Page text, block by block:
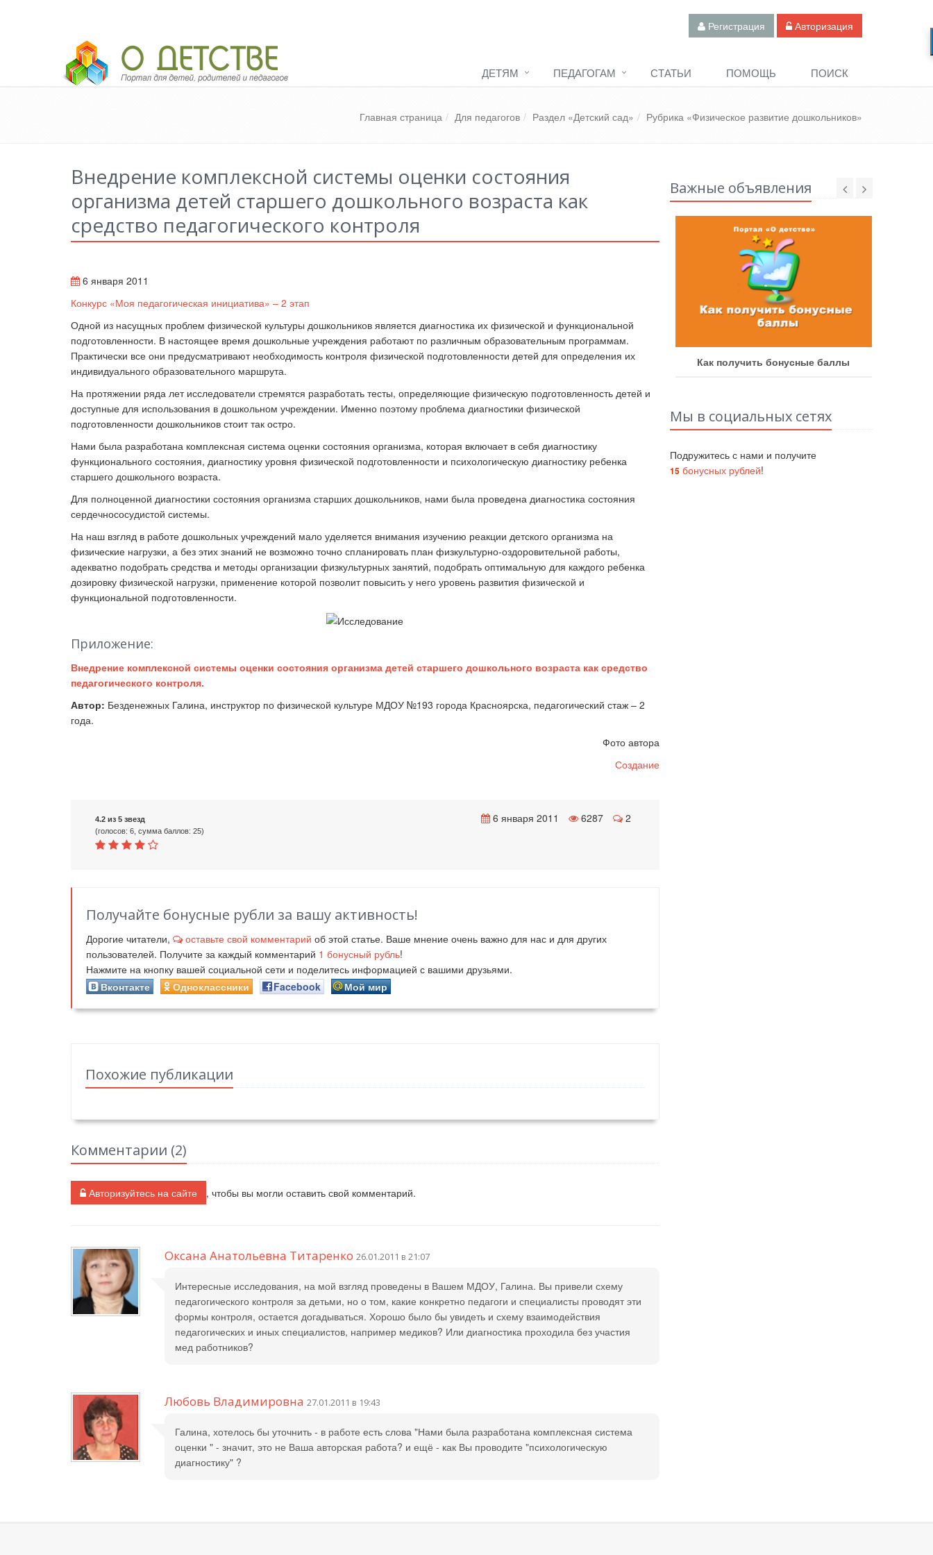
Регистрация Авторизация
Педагогический портал «О детстве»
ДЕТЯМ
ПЕДАГОГАМ СТАТЬИ ПОМОЩЬ ПОИСК
Главная страница Для педагогов Раздел «Детский сад» Рубрика «Физическое развитие дошкольников»
Внедрение комплексной системы оценки состояния
организма детей старшего дошкольного возраста как
средство педагогического контроля
6 января 2011
Конкурс «Моя педагогическая инициатива» – 2 этап
Одной из насущных проблем физической культуры дошкольников является диагностика их физической и функциональной
подготовленности. В настоящее время дошкольные учреждения работают по различным образовательным программам.
Практически все они предусматривают необходимость контроля физической подготовленности детей для определения их
индивидуального образовательного маршрута.
На протяжении ряда лет исследователи стремятся разработать тесты, определяющие физическую подготовленность детей и
доступные для использования в дошкольном учреждении. Именно поэтому проблема диагностики физической
подготовленности дошкольников стоит так остро.
Нами была разработана комплексная система оценки состояния организма, которая включает в себя диагностику
функционального состояния, диагностику уровня физической подготовленности и психологическую диагностику ребенка
старшего дошкольного возраста.
Для полноценной диагностики состояния организма старших дошкольников, нами была проведена диагностика состояния
сердечнососудистой системы.
На наш взгляд в работе дошкольных учреждений мало уделяется внимания изучению реакции детского организма на
физические нагрузки, а без этих знаний не возможно точно спланировать план физкультурно-оздоровительной работы,
адекватно подобрать средства и методы организации физкультурных занятий, подобрать оптимальную для каждого ребенка
дозировку физической нагрузки, применение которой позволит повысить у него уровень развития физической и
функциональной подготовленности.
Приложение:
Внедрение комплексной системы оценки состояния организма детей старшего дошкольного возраста как средство
педагогического контроля.
Автор: Безденежных Галина, инструктор по физической культуре МДОУ №193 города Красноярска, педагогический стаж – 2
года.
Фото автора
Создание
4.2 из 5 звезд
(голосов: 6, сумма баллов: 25)
6 января 2011 6287 2
Получайте бонусные рубли за вашу активность!
Дорогие читатели, оставьте свой комментарий об этой статье. Ваше мнение очень важно для нас и для других
пользователей. Получите за каждый комментарий 1 бонусный рубль!
Нажмите на кнопку вашей социальной сети и поделитесь информацией с вашими друзьями.
Вконтакте
Одноклассники Facebook Мой мир
Похожие публикации
Комментарии (2)
Авторизуйтесь на сайте , чтобы вы могли оставить свой комментарий.
Оксана Анатольевна Титаренко 26.01.2011 в 21:07
Интересные исследования, на мой взгляд проведены в Вашем МДОУ, Галина. Вы привели схему
педагогического контроля за детьми, но о том, какие конкретно педагоги и специалисты проводят эти
формы контроля, остается догадываться. Хорошо было бы увидеть и схему взаимодействия
педагогических и иных специалистов, например медиков? Или диагностика проходила без участия
мед работников?
Любовь Владимировна 27.01.2011 в 19:43
Галина, хотелось бы уточнить - в работе есть слова "Нами была разработана комплексная система
оценки " - значит, это не Ваша авторская работа? и ещё - как Вы проводите "психологическую
диагностику" ?
Важные объявления
Как стать экспертом наших
Как правильно оформить работу
Как получить бонусные баллы
Мы в социальных сетях
Подружитесь с нами и получите
15бонусных рублей!